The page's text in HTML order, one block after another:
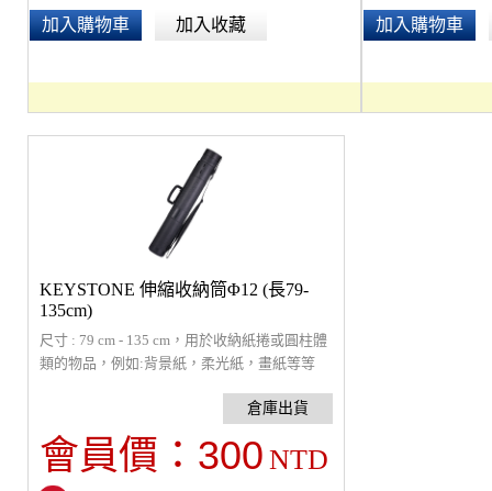
加入購物車 加入收藏 加入購物車
KEYSTONE 伸縮收納筒Φ12 (長79-
135cm)
尺寸 : 79 cm - 135 cm，用於收納紙捲或圓柱體
類的物品，例如:背景紙，柔光紙，畫紙等等
會員價： 300 NTD